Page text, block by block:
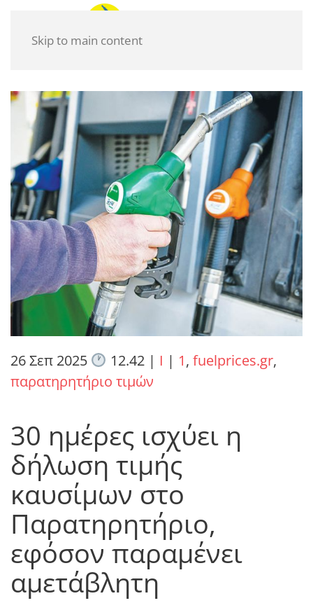
Skip to main content
26 Σεπ 2025 12.42| I | 1, fuelprices.gr,
παρατηρητήριο τιμών
30 ημέρες ισχύει η
δήλωση τιμής
καυσίμων στο
Παρατηρητήριο,
εφόσον παραμένει
αμετάβλητη